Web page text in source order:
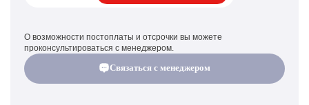
О возможности постоплаты и отсрочки вы можете
проконсультироваться с менеджером.
Связаться с менеджером